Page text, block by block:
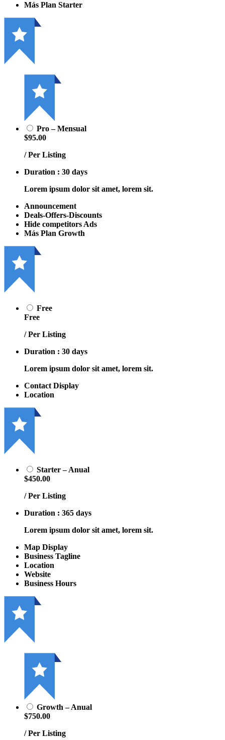
Más Plan Starter
Pro – Mensual
$95.00
/ Per Listing
Duration : 30 days
Lorem ipsum dolor sit amet, lorem sit.
Announcement
Deals-Offers-Discounts
Hide competitors Ads
Más Plan Growth
Free
Free
/ Per Listing
Duration : 30 days
Lorem ipsum dolor sit amet, lorem sit.
Contact Display
Location
Starter – Anual
$450.00
/ Per Listing
Duration : 365 days
Lorem ipsum dolor sit amet, lorem sit.
Map Display
Business Tagline
Location
Website
Business Hours
Growth – Anual
$750.00
/ Per Listing